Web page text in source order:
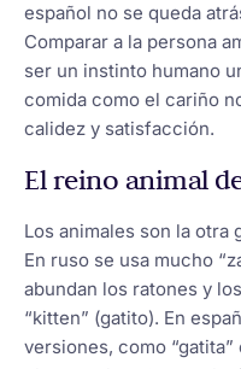
español no se queda
Comparar a la persona
ser un instinto humano
comida como el cariño
calidez y satisfacción.
El reino animal
Los animales son la otra
En ruso se usa mucho
abundan los ratones y
“kitten” (gatito). En
versiones, como